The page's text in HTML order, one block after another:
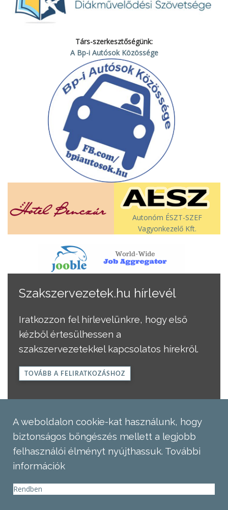
Társ-szerkesztőségünk:
A Bp-i Autósok Közössége
Autonóm ÉSZT-SZEF
Vagyonkezelő Kft.
Szakszervezetek.hu hírlevél
Iratkozzon fel hírlevelünkre, hogy első
kézből értesülhessen a
szakszervezetekkel kapcsolatos hírekről.
TOVÁBB A FELIRATKOZÁSHOZ
A weboldalon cookie-kat használunk, hogy
biztonságos böngészés mellett a legjobb
felhasználói élményt nyújthassuk. További
információk
Rendben